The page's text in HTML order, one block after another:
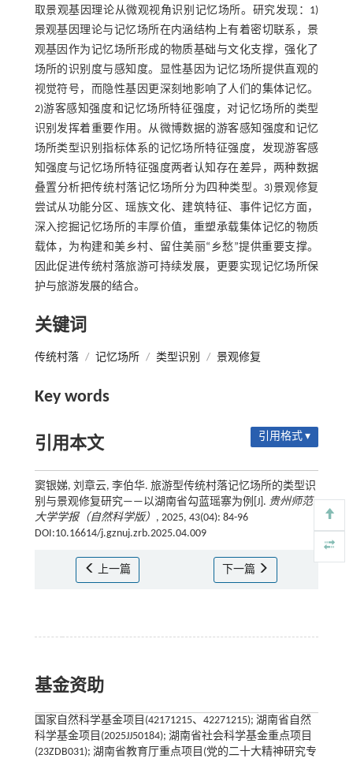
取景观基因理论从微观视角识别记忆场所。研究发现：1)
景观基因理论与记忆场所在内涵结构上有着密切联系，景
观基因作为记忆场所形成的物质基础与文化支撑，强化了
场所的识别度与感知度。显性基因为记忆场所提供直观的
视觉符号，而隐性基因更深刻地影响了人们的集体记忆。
2)游客感知强度和记忆场所特征强度，对记忆场所的类型
识别发挥着重要作用。从微博数据的游客感知强度和记忆
场所类型识别指标体系的记忆场所特征强度，发现游客感
知强度与记忆场所特征强度两者认知存在差异，两种数据
叠置分析把传统村落记忆场所分为四种类型。3)景观修复
尝试从功能分区、瑶族文化、建筑特征、事件记忆方面，
深入挖掘记忆场所的丰厚价值，重塑承载集体记忆的物质
载体，为构建和美乡村、留住美丽“乡愁”提供重要支撑。
因此促进传统村落旅游可持续发展，更要实现记忆场所保
护与旅游发展的结合。
关键词
传统村落 / 记忆场所 / 类型识别 / 景观修复
Key words
引用本文 引用格式 ▾
窦银娣, 刘章云, 李伯华. 旅游型传统村落记忆场所的类型识
别与景观修复研究——以湖南省勾蓝瑶寨为例[J]. 贵州师范
大学学报（自然科学版） , 2025, 43(04): 84-96
DOI:10.16614/j.gznuj.zrb.2025.04.009
上一篇 下一篇
基金资助
国家自然科学基金项目(42171215、42271215); 湖南省自然
科学基金项目(2025JJ50184); 湖南省社会科学基金重点项目
(23ZDB031); 湖南省教育厅重点项目(党的二十大精神研究专